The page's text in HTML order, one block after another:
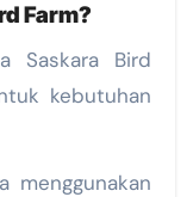
Farm?
Saskara Bird
kebutuhan
menggunakan